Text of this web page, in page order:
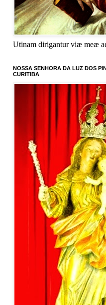
Utinam dirigantur viæ meæ
NOSSA SENHORA DA LUZ DOS
CURITIBA